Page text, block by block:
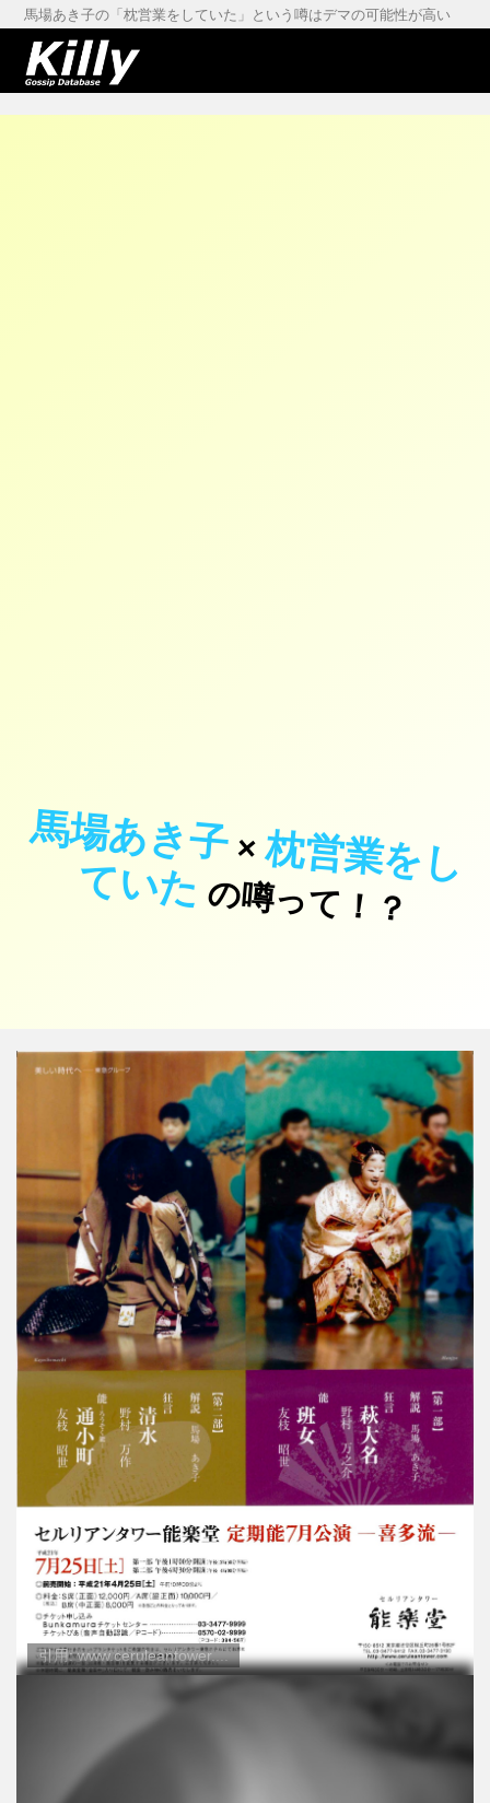
馬場あき子の「枕営業をしていた」という噂はデマの可能性が高い
馬場あき子×枕
営
業
を
し
て い
た の噂って！？
引用: www.ceruleantower....